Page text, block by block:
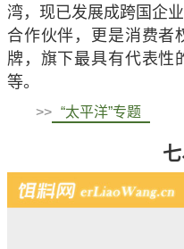
湾，现已发展成跨国企
合作伙伴，更是消费者
牌，旗下最具有代表性
等。
>> “太平洋”专题